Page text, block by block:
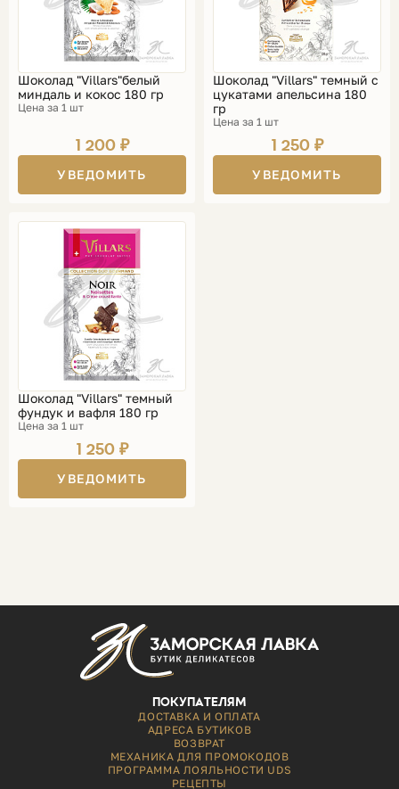
Шоколад "Villars"белый
миндаль и кокос 180 гр
Цена за 1 шт
1 200 ₽
УВЕДОМИТЬ
Шоколад "Villars" темный с
цукатами апельсина 180
гр
Цена за 1 шт
1 250 ₽
УВЕДОМИТЬ
Шоколад "Villars" темный
фундук и вафля 180 гр
Цена за 1 шт
1 250 ₽
УВЕДОМИТЬ
ПОКУПАТЕЛЯМ
ДОСТАВКА И ОПЛАТА
АДРЕСА БУТИКОВ
ВОЗВРАТ
МЕХАНИКА ДЛЯ ПРОМОКОДОВ
ПРОГРАММА ЛОЯЛЬНОСТИ UDS
РЕЦЕПТЫ